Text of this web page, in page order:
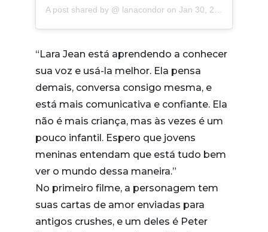
A post shared by @ lanacondor on Jan 30, 2020 at 6:43am PST
“Lara Jean está aprendendo a conhecer
sua voz e usá-la melhor. Ela pensa
demais, conversa consigo mesma, e
está mais comunicativa e confiante. Ela
não é mais criança, mas às vezes é um
pouco infantil. Espero que jovens
meninas entendam que está tudo bem
ver o mundo dessa maneira.”
No primeiro filme, a personagem tem
suas cartas de amor enviadas para
antigos crushes, e um deles é Peter